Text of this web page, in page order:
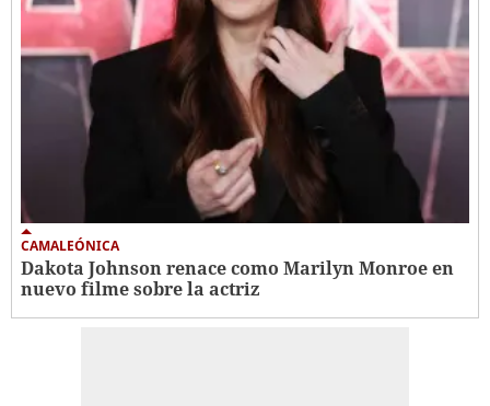
CAMALEÓNICA
Dakota Johnson renace como Marilyn Monroe en
nuevo filme sobre la actriz